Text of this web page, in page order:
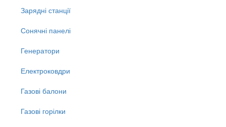
Зарядні станції
Сонячні панелі
Генератори
Електроковдри
Газові балони
Газові горілки